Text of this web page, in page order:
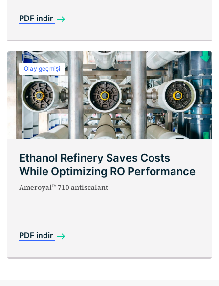
PDF indir
Olay geçmişi
Ethanol Refinery Saves Costs
While Optimizing RO Performance
AmeroyalTM 710 antiscalant
PDF indir